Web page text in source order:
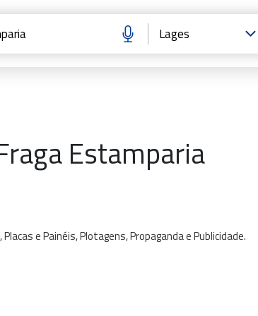
Estamparia
PlacasePainéis,Plotagens,PropagandaePublicidade.